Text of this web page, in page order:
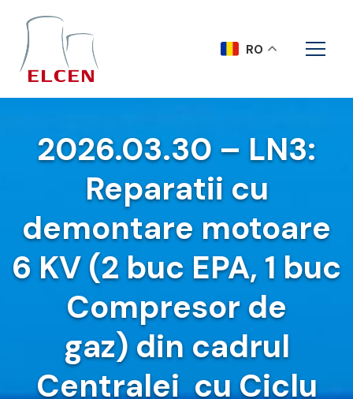
2026.03.30 – LN3:
Reparatii cu
demontare motoare
6 KV (2 buc EPA, 1 buc
Compresor de
gaz) din cadrul
Centralei cu Ciclu
RO